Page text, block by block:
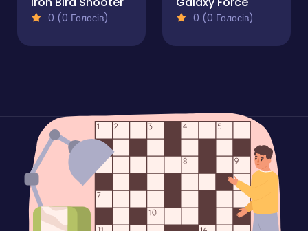
0 (0 Голосів) 0 (0 Голосів)